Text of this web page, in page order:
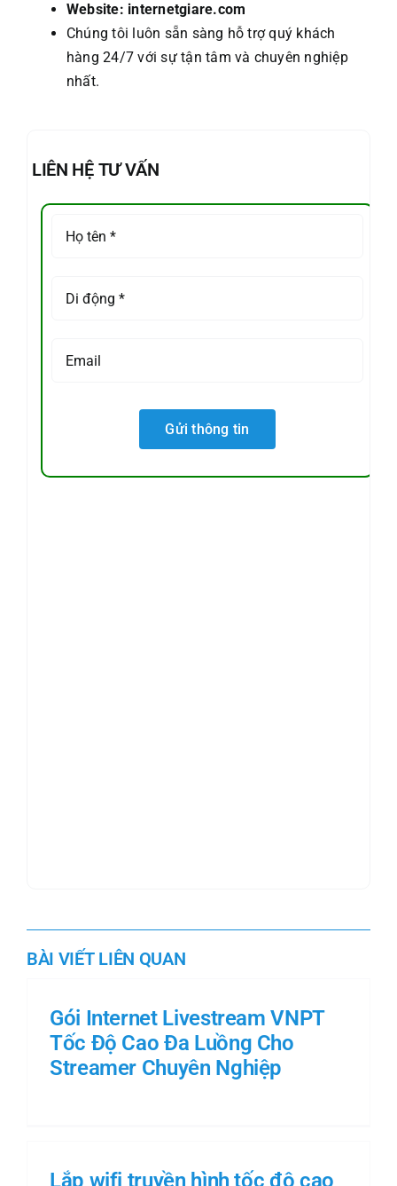
Website: internetgiare.com
Chúng tôi luôn sẵn sàng hỗ trợ quý khách
hàng 24/7 với sự tận tâm và chuyên nghiệp
nhất.
LIÊN HỆ TƯ VẤN
BÀI VIẾT LIÊN QUAN
Gói Internet Livestream VNPT
Tốc Độ Cao Đa Luồng Cho
Streamer Chuyên Nghiệp